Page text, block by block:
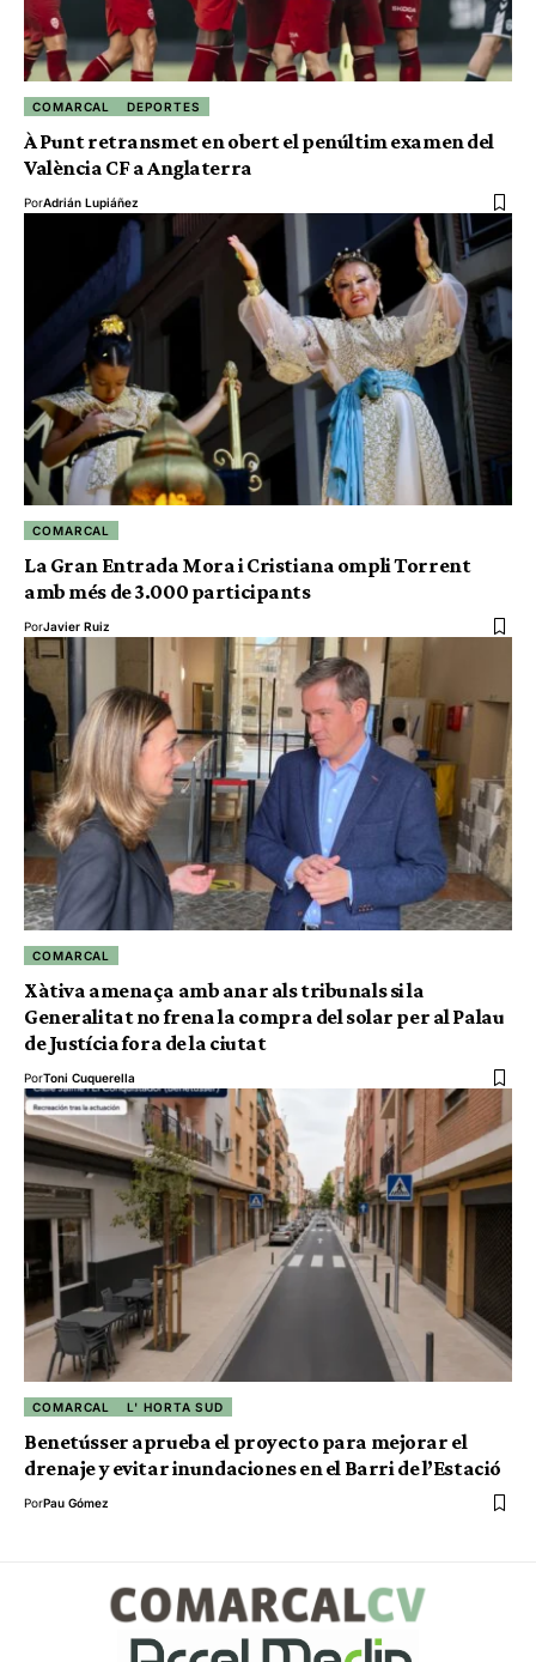
COMARCAL DEPORTES
À Punt retransmet en obert el penúltim examen del
València CF a Anglaterra
PorAdrián Lupiáñez
COMARCAL
La Gran Entrada Mora i Cristiana ompli Torrent
amb més de 3.000 participants
PorJavier Ruiz
COMARCAL
Xàtiva amenaça amb anar als tribunals si la
Generalitat no frena la compra del solar per al Palau
de Justícia fora de la ciutat
PorToni Cuquerella
COMARCAL L' HORTA SUD
Benetússer aprueba el proyecto para mejorar el
drenaje y evitar inundaciones en el Barri de l’Estació
PorPau Gómez